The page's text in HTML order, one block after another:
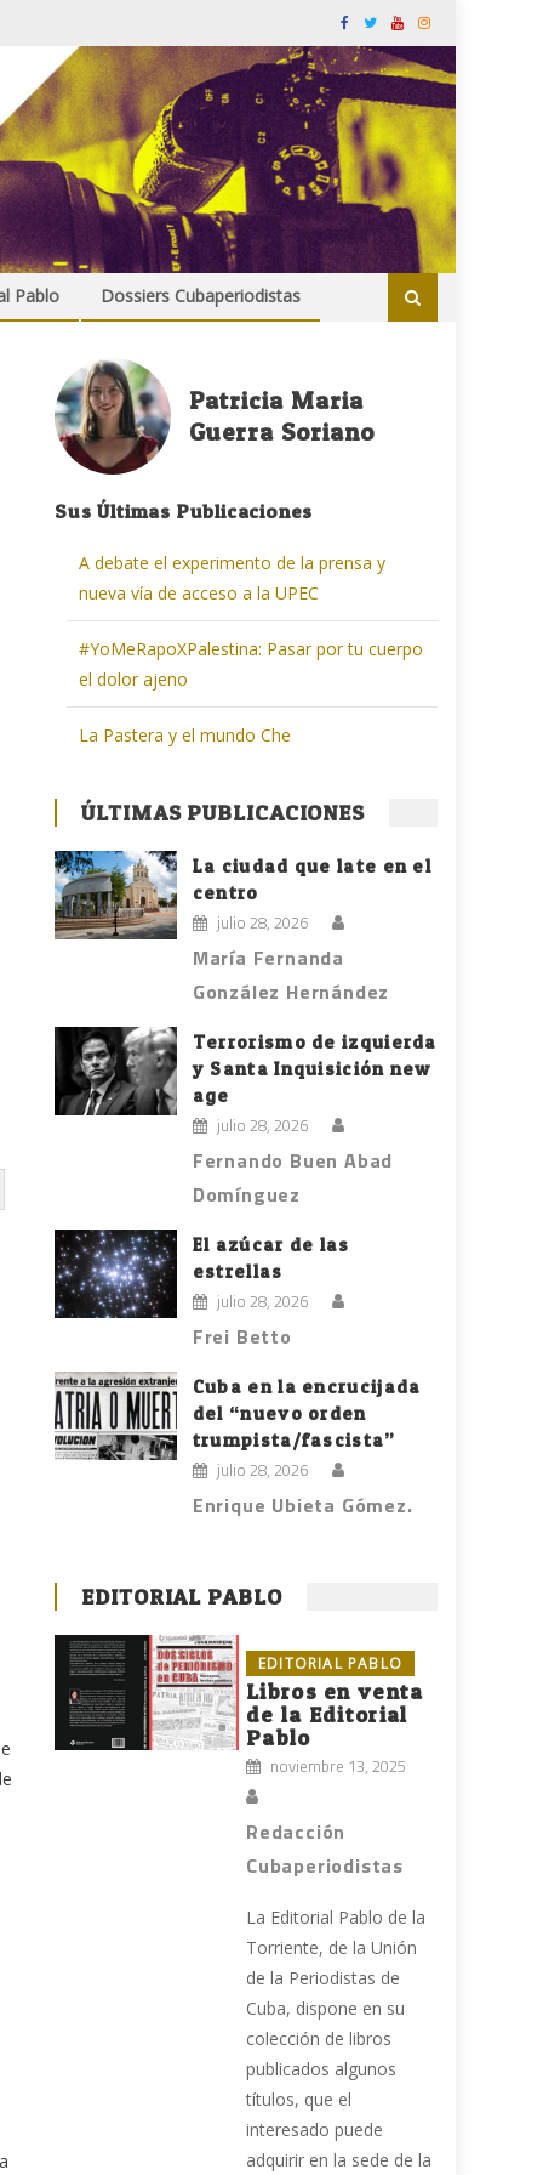
Pablo Dossiers Cubaperiodistas
Patricia Maria
Guerra Soriano
Sus Últimas Publicaciones
A debate el experimento de la prensa y
nueva vía de acceso a la UPEC
#YoMeRapoXPalestina: Pasar por tu cuerpo
el dolor ajeno
La Pastera y el mundo Che
ÚLTIMAS PUBLICACIONES
La ciudad que late en el
centro
julio 28, 2026
María Fernanda
González Hernández
Terrorismo de izquierda
y Santa Inquisición new
age
julio 28, 2026
Fernando Buen Abad
Domínguez
El azúcar de las
estrellas
julio 28, 2026
Frei Betto
Cuba en la encrucijada
del “nuevo orden
trumpista/fascista”
julio 28, 2026
Enrique Ubieta Gómez.
EDITORIAL PABLO
EDITORIAL PABLO
Libros en venta
de la Editorial
Pablo
noviembre 13, 2025
Redacción
Cubaperiodistas
La Editorial Pablo de la
Torriente, de la Unión
de la Periodistas de
Cuba, dispone en su
colección de libros
publicados algunos
títulos, que el
interesado puede
adquirir en la sede de la